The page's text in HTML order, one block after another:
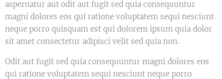
aspernatur aut odit aut fugit sed quia consequuntur
magni dolores eos qui ratione voluptatem sequi nesciunt
neque porro quisquam est qui dolorem ipsum quia dolor
sit amet consectetur adipisci velit sed quia non.
Odit aut fugit sed quia consequuntur magni dolores eos
qui ratione voluptatem sequi nesciunt neque porro